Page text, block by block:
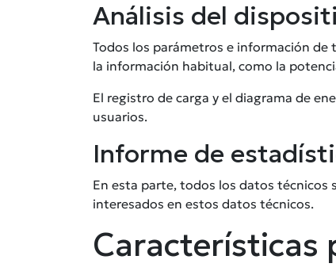
Análisis del
Todos los parámetros e información de
la información habitual, como la
El registro de carga y el diagrama de
usuarios.
Informe de
En esta parte, todos los datos técnicos
interesados en estos datos técnicos.
Características